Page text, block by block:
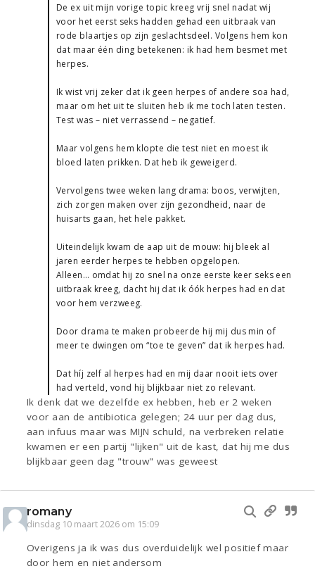
De ex uit mijn vorige topic kreeg vrij snel nadat wij
voor het eerst seks hadden gehad een uitbraak van
rode blaartjes op zijn geslachtsdeel. Volgens hem kon
dat maar één ding betekenen: ik had hem besmet met
herpes.
Ik wist vrij zeker dat ik geen herpes of andere soa had,
maar om het uit te sluiten heb ik me toch laten testen.
Test was – niet verrassend – negatief.
Maar volgens hem klopte die test niet en moest ik
bloed laten prikken. Dat heb ik geweigerd.
Vervolgens twee weken lang drama: boos, verwijten,
zich zorgen maken over zijn gezondheid, naar de
huisarts gaan, het hele pakket.
Uiteindelijk kwam de aap uit de mouw: hij bleek al
jaren eerder herpes te hebben opgelopen.
Alleen… omdat hij zo snel na onze eerste keer seks een
uitbraak kreeg, dacht hij dat ik óók herpes had en dat
voor hem verzweeg.
Door drama te maken probeerde hij mij dus min of
meer te dwingen om “toe te geven” dat ik herpes had.
Dat híj zelf al herpes had en mij daar nooit iets over
had verteld, vond hij blijkbaar niet zo relevant.
Ik denk dat we dezelfde ex hebben, heb er 2 weken
voor aan de antibiotica gelegen; 24 uur per dag dus,
aan infuus maar was MIJN schuld, na verbreken relatie
kwamen er een partij "lijken" uit de kast, dat hij me dus
blijkbaar geen dag "trouw" was geweest
romany
dinsdag 10 maart 2026 om 15:09
Overigens ja ik was dus overduidelijk wel positief maar
door hem en niet andersom